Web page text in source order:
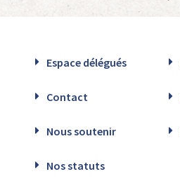
Espace délégués
Contact
Nous soutenir
Nos statuts